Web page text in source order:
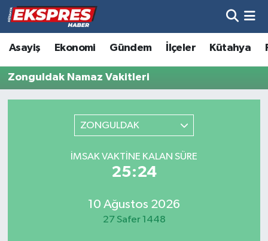
Asayiş Ekonomi Gündem İlçeler Kütahya
Zonguldak Namaz Vakitleri
ZONGULDAK
İMSAK VAKTINE KALAN SÜRE
25:24
10 Ağustos 2026
27 Safer 1448
Altıntaş
Asayiş
Biyografiler
Çavdarhisar
Hava Durumu
Trafik Durumu
Tüm Manşetler
Son Dakika Haberleri
Haber Arşivi